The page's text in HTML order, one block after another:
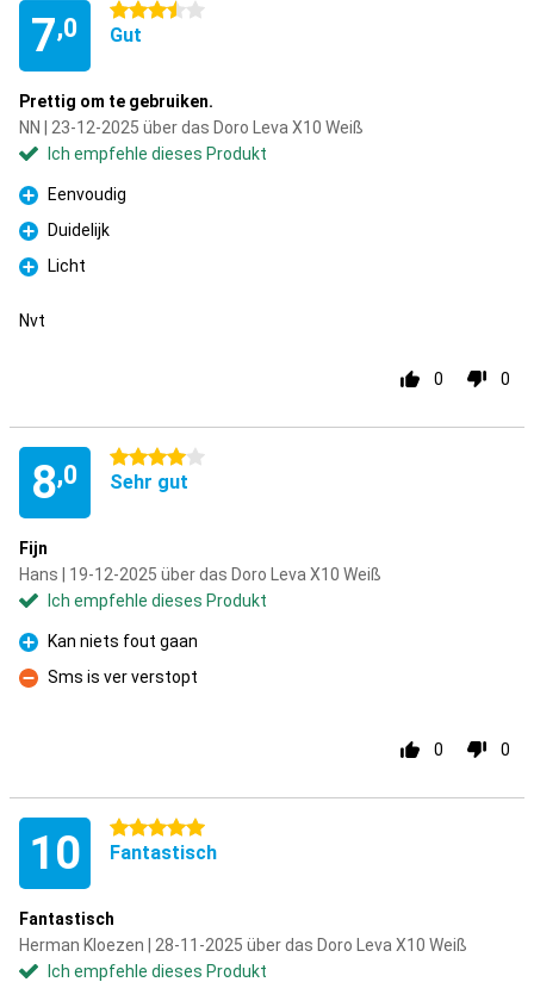
7,0
3.5 Sterne
Gut
Prettig om te gebruiken.
NN | 23-12-2025 über das Doro Leva X10 Weiß
Ich empfehle dieses Produkt
Pro
Eenvoudig
Pro
Duidelijk
Pro
Licht
Nvt
0 0
8,0
4 Sterne
Sehr gut
Fijn
Hans | 19-12-2025 über das Doro Leva X10 Weiß
Ich empfehle dieses Produkt
Pro
Kan niets fout gaan
Kontra
Sms is ver verstopt
0 0
10 5 Sterne
Fantastisch
Fantastisch
Herman Kloezen | 28-11-2025 über das Doro Leva X10 Weiß
Ich empfehle dieses Produkt